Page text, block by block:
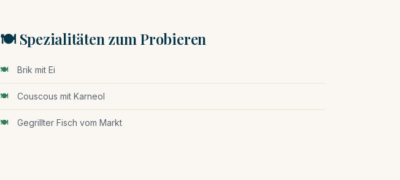
🍽️ Spezialitäten zum Probieren
Brik mit Ei
Couscous mit Karneol
Gegrillter Fisch vom Markt